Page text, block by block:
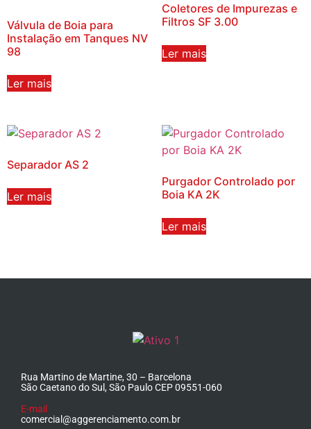
Válvula de Boia para
Instalação em Tanques NV
98
Ler mais
Coletores de Impurezas e
Filtros SF 3.00
Ler mais
Separador AS 2
Ler mais
Purgador Controlado por
Boia KA 2K
Ler mais
Rua Martino de Martine, 30 – Barcelona
São Caetano do Sul, São Paulo CEP 09551-060
E-mail
comercial@aggerenciamento.com.br